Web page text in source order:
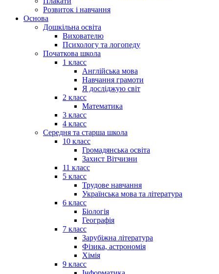
Розвиток і навчання
Основа
Дошкільна освіта
Вихователю
Психологу та логопеду
Початкова школа
1 класс
Англійська мова
Навчання грамоти
Я досліджую світ
2 класс
Математика
3 класс
4 класс
Середня та старша школа
10 класс
Громадянська освіта
Захист Вітчизни
11 класс
5 класс
Трудове навчання
Українська мова та література
6 класс
Біологія
Географія
7 класс
Зарубіжна література
Фізика, астрономія
Хімія
9 класс